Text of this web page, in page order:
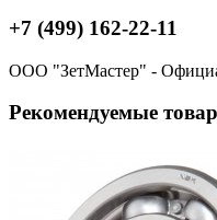
+7 (499) 162-22-11
ООО "ЗетМастер" -
Рекомендуемые